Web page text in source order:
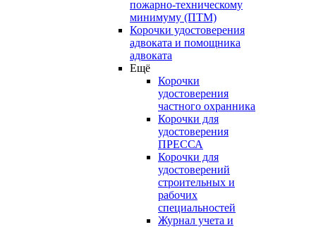
пожарно-техническому
минимуму (ПТМ)
Корочки удостоверения
адвоката и помощника
адвоката
Ещё
Корочки
удостоверения
частного охранника
Корочки для
удостоверения
ПРЕССА
Корочки для
удостоверений
строительных и
рабочих
специальностей
Журнал учета и